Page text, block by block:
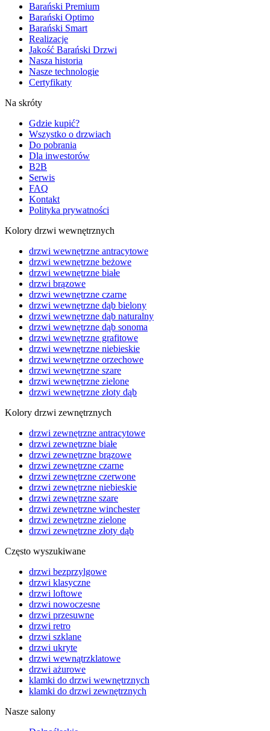
Barański Premium
Barański Optimo
Barański Smart
Realizacje
Jakość Barański Drzwi
Nasza historia
Nasze technologie
Certyfikaty
Na skróty
Gdzie kupić?
Wszystko o drzwiach
Do pobrania
Dla inwestorów
B2B
Serwis
FAQ
Kontakt
Polityka prywatności
Kolory drzwi wewnętrznych
drzwi wewnętrzne antracytowe
drzwi wewnętrzne beżowe
drzwi wewnętrzne białe
drzwi brązowe
drzwi wewnętrzne czarne
drzwi wewnętrzne dąb bielony
drzwi wewnętrzne dąb naturalny
drzwi wewnętrzne dąb sonoma
drzwi wewnętrzne grafitowe
drzwi wewnętrzne niebieskie
drzwi wewnętrzne orzechowe
drzwi wewnętrzne szare
drzwi wewnętrzne zielone
drzwi wewnętrzne złoty dąb
Kolory drzwi zewnętrznych
drzwi zewnętrzne antracytowe
drzwi zewnętrzne białe
drzwi zewnętrzne brązowe
drzwi zewnętrzne czarne
drzwi zewnętrzne czerwone
drzwi zewnętrzne niebieskie
drzwi zewnętrzne szare
drzwi zewnętrzne winchester
drzwi zewnętrzne zielone
drzwi zewnętrzne złoty dąb
Często wyszukiwane
drzwi bezprzylgowe
drzwi klasyczne
drzwi loftowe
drzwi nowoczesne
drzwi przesuwne
drzwi retro
drzwi szklane
drzwi ukryte
drzwi wewnątrzklatowe
drzwi ażurowe
klamki do drzwi wewnętrznych
klamki do drzwi zewnętrznych
Nasze salony